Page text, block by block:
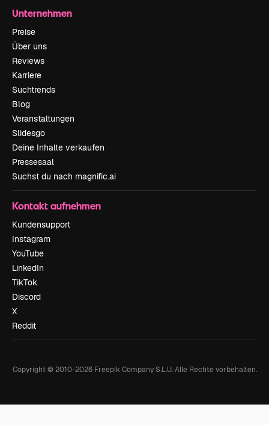
Unternehmen
Preise
Über uns
Reviews
Karriere
Suchtrends
Blog
Veranstaltungen
Slidesgo
Deine Inhalte verkaufen
Pressesaal
Suchst du nach magnific.ai
Kontakt aufnehmen
Kundensupport
Instagram
YouTube
LinkedIn
TikTok
Discord
X
Reddit
Copyright © 2010-2026Freepik Company S.L.U. Alle Rechte vorbehalten.